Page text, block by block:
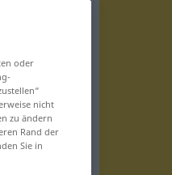
oder
nicht
zu ändern
Rand der
Sie in